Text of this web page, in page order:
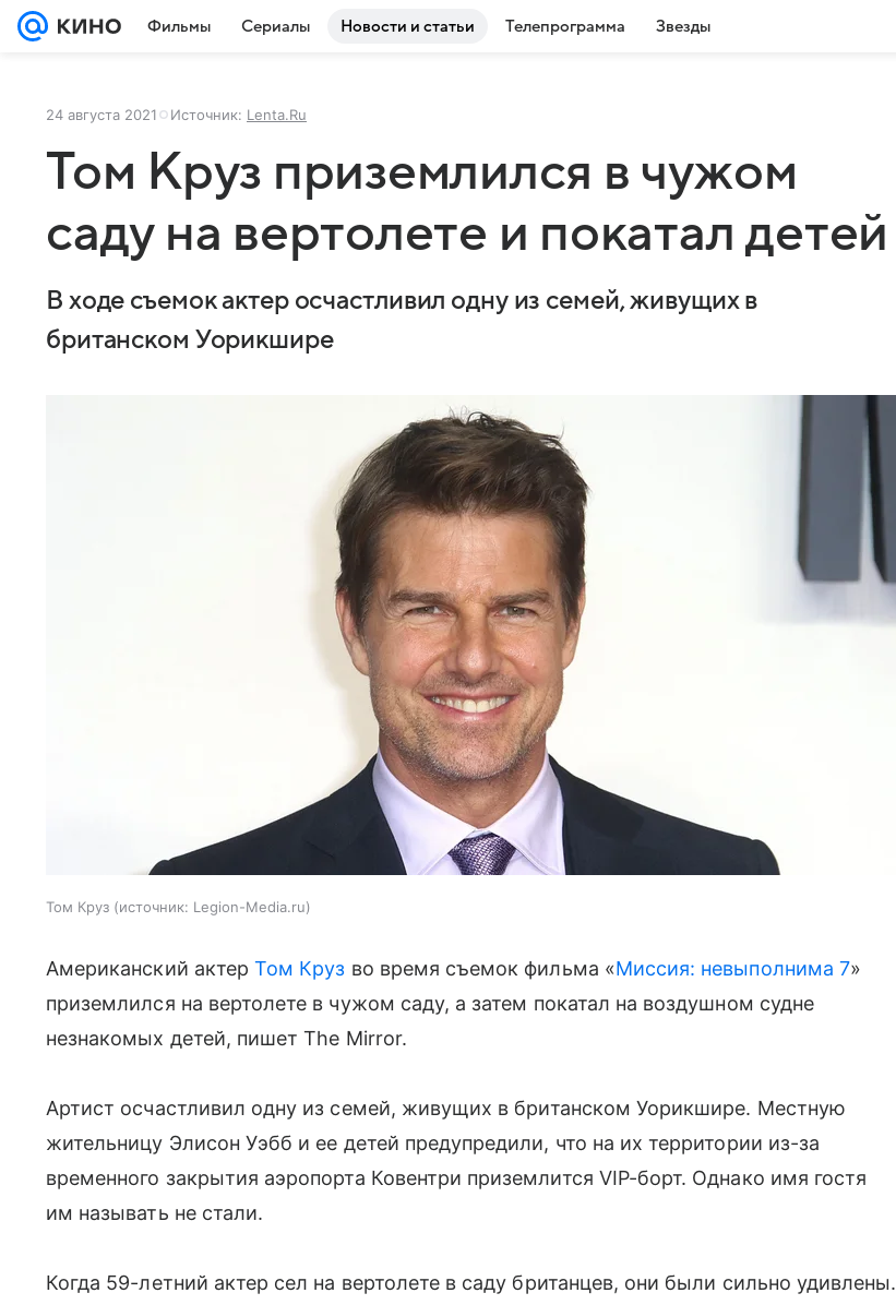
Фильмы Сериалы Новости и статьи Телепрограмма Звезды
24 августа 2021 Источник: Lenta.Ru
Том Круз приземлился в чужом
саду на вертолете и покатал детей
В ходе съемок актер осчастливил одну из семей, живущих в
британском Уорикшире
Том Круз источник: Legion-Media.ru
Американский актерТом Круз во время съемок фильма «Миссия: невыполнима 7»
приземлился на вертолете в чужом саду, а затем покатал на воздушном судне
незнакомых детей, пишет The Mirror.
Артист осчастливил одну из семей, живущих в британском Уорикшире. Местную
жительницу Элисон Уэбб и ее детей предупредили, что на их территории из-за
временного закрытия аэропорта Ковентри приземлится VIP-борт. Однако имя гостя
им называть не стали.
Когда 59-летний актер сел на вертолете в саду британцев, они были сильно удивлены.